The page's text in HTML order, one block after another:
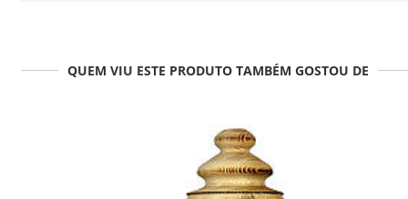
QUEM VIU ESTE PRODUTO TAMBÉM GOSTOU DE